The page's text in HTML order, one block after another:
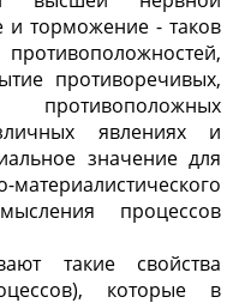
и торможение - таков
противоречивых,
явлениях и
значение для
процессов
такие свойства
которые в